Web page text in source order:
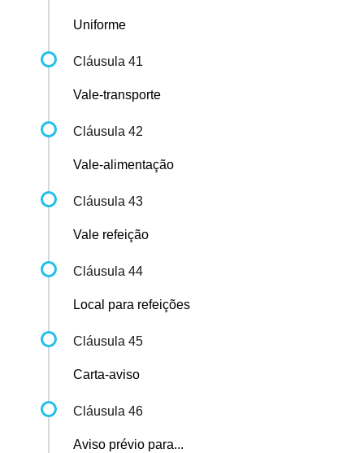
Uniforme
Cláusula 41
Vale-transporte
Cláusula 42
Vale-alimentação
Cláusula 43
Vale refeição
Cláusula 44
Local para refeições
Cláusula 45
Carta-aviso
Cláusula 46
Aviso prévio para...